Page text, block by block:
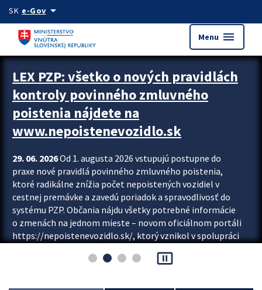
Preskocit na hlavný obsah
SK e-Govarrow_drop_down
Menu menu
Zastavit automatický posun upútavok
LEX PZP: všetko o nových pravidlách
kontroly povinného zmluvného
poistenia nájdete na
www.nepoistenevozidlo.sk
29. 06. 2026Od 1. augusta 2026 vstupujú postupne do
praxe nové pravidlá povinného zmluvného poistenia,
ktoré radikálne znížia počet nepoistených vozidiel v
cestnej premávke a zavedú poriadok a spravodlivosť do
systému PZP. Občania nájdu všetky potrebné informácie
o zmenách na jednom mieste – novom oficiálnom portáli
https://nepoistenevozidlo.sk/, ktorý vznikol v spolupráci
asociácie poisťovní (SLASPO) a Ministerstva vnútra SR.
pause_presentation